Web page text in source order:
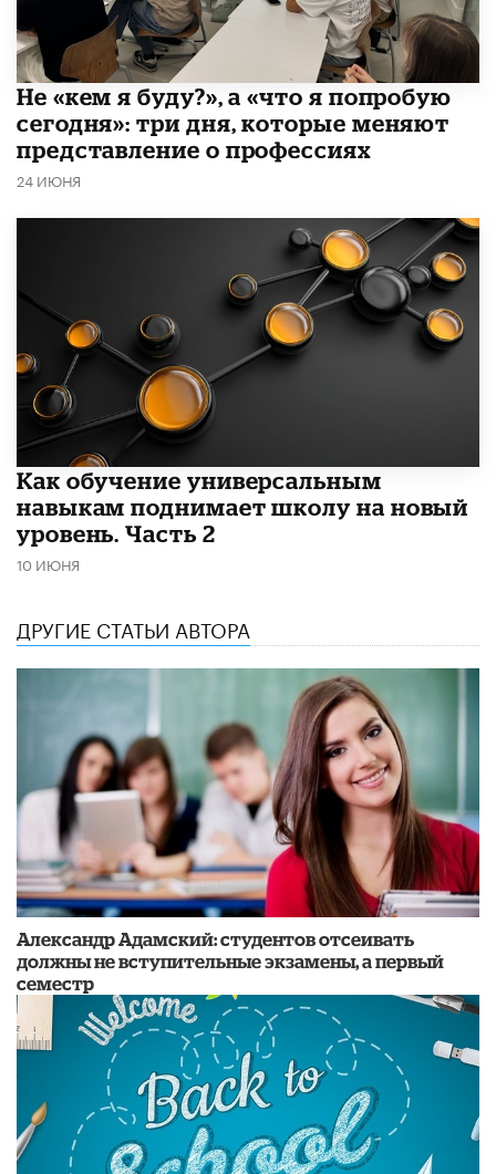
Не «кем я буду?», а «что я попробую
сегодня»: три дня, которые меняют
представление о профессиях
24 ИЮНЯ
​Как обучение универсальным
навыкам поднимает школу на новый
уровень. Часть 2
10 ИЮНЯ
ДРУГИЕ СТАТЬИ АВТОРА
Александр Адамский: студентов отсеивать
должны не вступительные экзамены, а первый
семестр